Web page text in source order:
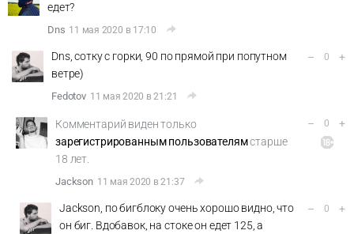
едет?
Dns 11 мая 2020 в 17:10
Dns, сотку с горки, 90 по прямой при попутном
ветре)
Fedotov 11 мая 2020 в 21:21
– 0 +
Комментарий виден только
зарегистрированным пользователямстарше
18 лет.
Jackson 11 мая 2020 в 21:37
– 0 +
Jackson, по бигблоку очень хорошо видно, что
он биг. Вдобавок, на стоке он едет 125, а
– 0 +